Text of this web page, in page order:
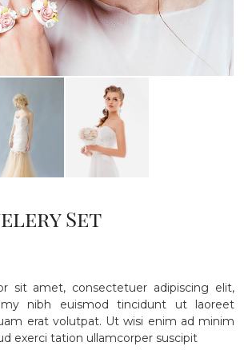
Set
sit amet, consectetuer adipiscing elit,
nibh euismod tincidunt ut laoreet
erat volutpat. Ut wisi enim ad minim
exerci tation ullamcorper suscipit